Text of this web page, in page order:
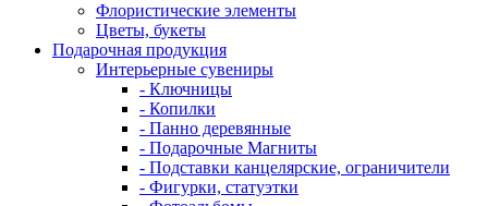
Флористические элементы
Цветы, букеты
Подарочная продукция
Интерьерные сувениры
- Ключницы
- Копилки
- Панно деревянные
- Подарочные Магниты
- Подставки канцелярские, ограничители
- Фигурки, статуэтки